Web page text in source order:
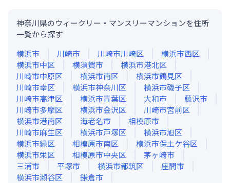
神奈川県のウィークリー・マンスリーマンションを住所
一覧から探す
横浜市
川崎市 川崎市川崎区
横浜市西区
横浜市中区
横須賀市
横浜市港北区
川崎市中原区
横浜市南区
横浜市鶴見区
川崎市幸区
横浜市神奈川区
横浜市磯子区
川崎市高津区
横浜市青葉区 大和市
藤沢市
川崎市多摩区
横浜市金沢区
川崎市宮前区
横浜市港南区
海老名市
相模原市
川崎市麻生区
横浜市戸塚区
横浜市旭区
横浜市緑区
相模原市南区
横浜市保土ケ谷区
横浜市栄区
相模原市中央区
茅ヶ崎市
三浦市
平塚市 横浜市都筑区
座間市
横浜市瀬谷区
鎌倉市